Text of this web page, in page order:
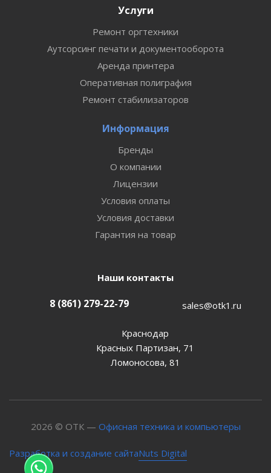
Услуги
Ремонт оргтехники
Аутсорсинг печати и документооборота
Аренда принтера
Оперативная полиграфия
Ремонт стабилизаторов
Информация
Бренды
О компании
Лицензии
Условия оплаты
Условия доставки
Гарантия на товар
Наши контакты
8 (861) 279-22-79 sales@otk1.ru
Краснодар
Красных Партизан, 71
Ломоносова, 81
2026 © ОТК — Офисная техника и компьютеры
Разработка и создание сайтаNuts Digital